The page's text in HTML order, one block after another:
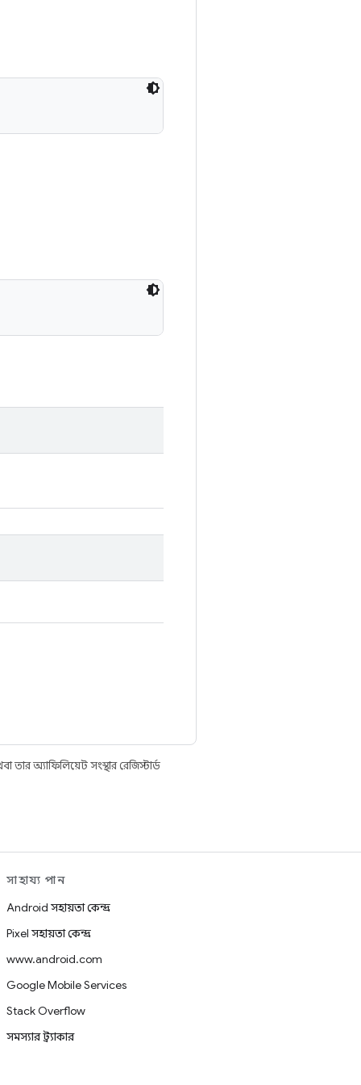
অ্যাফিলিয়েট সংস্থার রেজিস্টার্ড
সাহায্য পান
Android সহায়তা কেন্দ্র
Pixel সহায়তা কেন্দ্র
www.android.com
Google Mobile Services
Stack Overflow
সমস্যার ট্র্যাকার